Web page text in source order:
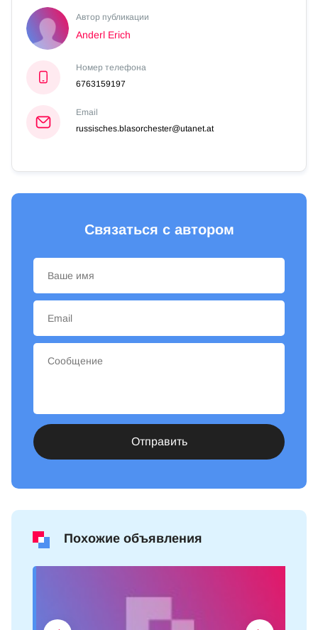
Автор публикации
Anderl Erich
Номер телефона
6763159197
Email
russisches.blasorchester@utanet.at
Связаться с автором
Отправить
Похожие объявления